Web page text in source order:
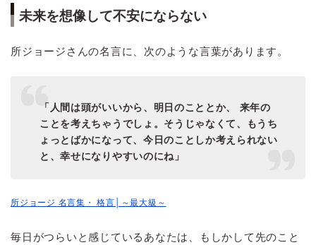
未来を想像して不安にならない
所ジョージさんの名言に、次のような言葉があります。
「人間は頭がいいから、明日のこととか、 来年の
ことを考えちゃうでしょ。そうじゃなくて、もうち
ょっとばかになって、今日のことしか考えられない
と、幸せになりやすいのにね」
所ジョージ 名言集・ 格言│～最大級～
毎日がつらいと感じているあなたは、もしかして先のこと